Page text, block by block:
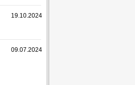
19.10.2024
09.07.2024